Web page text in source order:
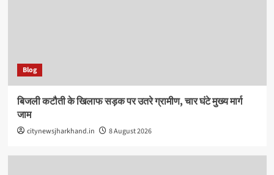
Blog
बिजली कटौती के खिलाफ सड़क पर उतरे ग्रामीण, चार घंटे मुख्य मार्ग
जाम
citynewsjharkhand.in 8 August 2026